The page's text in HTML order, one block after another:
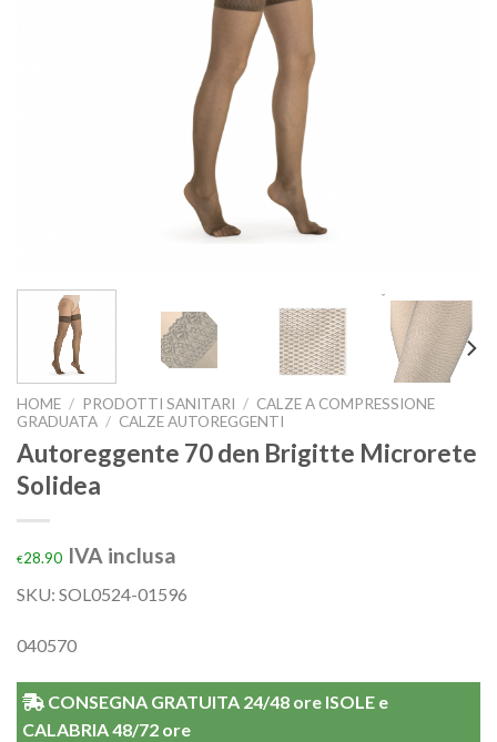
HOME / PRODOTTI SANITARI / CALZE A COMPRESSIONE
GRADUATA / CALZE AUTOREGGENTI
Autoreggente 70 den Brigitte Microrete
Solidea
€28.90 IVA inclusa
SKU: SOL0524-01596
040570
CONSEGNA GRATUITA 24/48 ore ISOLE e
CALABRIA 48/72 ore